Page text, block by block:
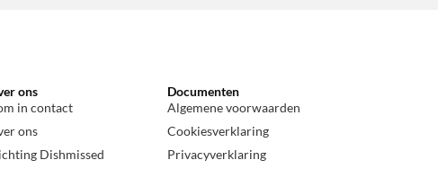
ons
in contact
ons
Dishmissed
Documenten
Algemene voorwaarden
Cookiesverklaring
Privacyverklaring